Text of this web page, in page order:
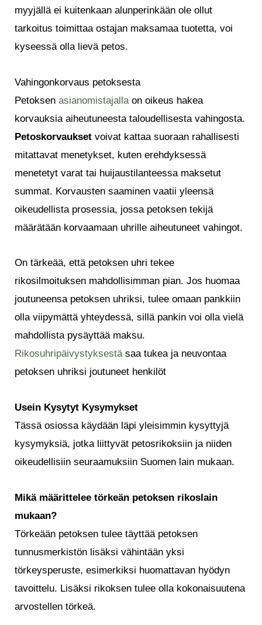
myyjällä ei kuitenkaan alunperinkään ole ollut
tarkoitus toimittaa ostajan maksamaa tuotetta, voi
kyseessä olla lievä petos.
Vahingonkorvaus petoksesta
Petoksen asianomistajalla on oikeus hakea
korvauksia aiheutuneesta taloudellisesta vahingosta.
Petoskorvaukset voivat kattaa suoraan rahallisesti
mitattavat menetykset, kuten erehdyksessä
menetetyt varat tai huijaustilanteessa maksetut
summat. Korvausten saaminen vaatii yleensä
oikeudellista prosessia, jossa petoksen tekijä
määrätään korvaamaan uhrille aiheutuneet vahingot.
On tärkeää, että petoksen uhri tekee
rikosilmoituksen mahdollisimman pian. Jos huomaa
joutuneensa petoksen uhriksi, tulee omaan pankkiin
olla viipymättä yhteydessä, sillä pankin voi olla vielä
mahdollista pysäyttää maksu.
Rikosuhripäivystyksestäsaa tukea ja neuvontaa
petoksen uhriksi joutuneet henkilöt
Usein Kysytyt Kysymykset
Tässä osiossa käydään läpi yleisimmin kysyttyjä
kysymyksiä, jotka liittyvät petosrikoksiin ja niiden
oikeudellisiin seuraamuksiin Suomen lain mukaan.
Mikä määrittelee törkeän petoksen rikoslain
mukaan?
Törkeään petoksen tulee täyttää petoksen
tunnusmerkistön lisäksi vähintään yksi
törkeysperuste, esimerkiksi huomattavan hyödyn
tavoittelu. Lisäksi rikoksen tulee olla kokonaisuutena
arvostellen törkeä.